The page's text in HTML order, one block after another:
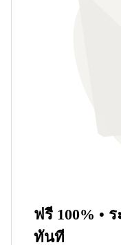
ฟรี 100% •
ทันที